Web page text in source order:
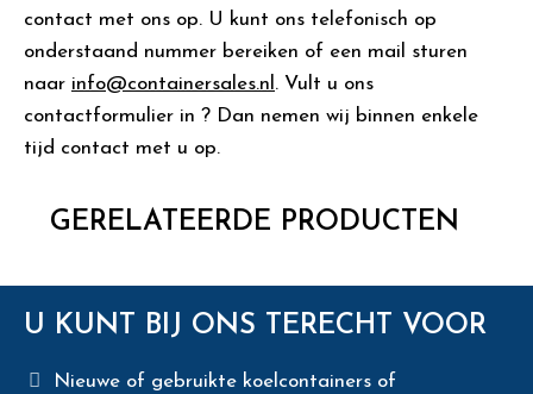
contact met ons op. U kunt ons telefonisch op
onderstaand nummer bereiken of een mail sturen
naar info@containersales.nl . Vult u ons
contactformulier in ? Dan nemen wij binnen enkele
tijd contact met u op.
GERELATEERDE PRODUCTEN
U KUNT BIJ ONS TERECHT VOOR
Nieuwe of gebruikte koelcontainers of